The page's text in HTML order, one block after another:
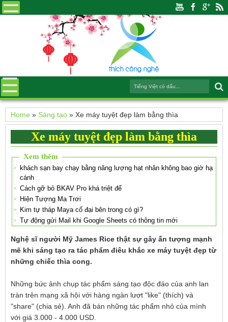
Home » Sáng tạo »Xe máy tuyệt đẹp làm bằng thìa
Xe máy tuyệt đẹp làm bằng thìa
Xem thêm
khách sạn bay chạy bằng năng lượng hạt nhân không bao giờ hạ
cánh
Cách gỡ bỏ BKAV Pro khá triệt để
Hiện Tượng Ma Trơi
Kim tự tháp Maya cổ đại bên trong có gì?
Tự động gửi Mail khi Google Sheets có thông tin mới
Nghệ sĩ người Mỹ James Rice thật sự gây ấn tượng mạnh
mẽ khi sáng tạo ra tác phẩm điêu khắc xe máy tuyệt đẹp từ
những chiếc thìa cong.
Những bức ảnh chụp tác phẩm sáng tạo độc đáo của anh lan
tràn trên mạng xã hội với hàng ngàn lượt "like" (thích) và
"share" (chia sẻ). Anh đã bán những tác phẩm nhỏ của mình
với giá 3.000 - 4.000 USD.